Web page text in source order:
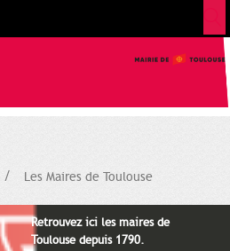
Les Maires de Toulouse
Retrouvez ici les maires de
Toulouse depuis 1790.